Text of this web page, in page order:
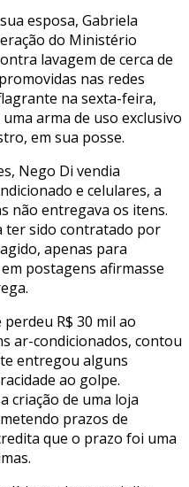
esposa, Gabriela
do Ministério
lavagem de cerca de
nas redes
na sexta-feira,
arma de uso exclusivo
em sua posse.
Nego Di vendia
e celulares, a
não entregava os itens.
ter sido contratado por
apenas para
postagens afirmasse
R$ 30 mil ao
ar-condicionados, contou
entregou alguns
ao golpe.
criação de uma loja
prazos de
que o prazo foi uma